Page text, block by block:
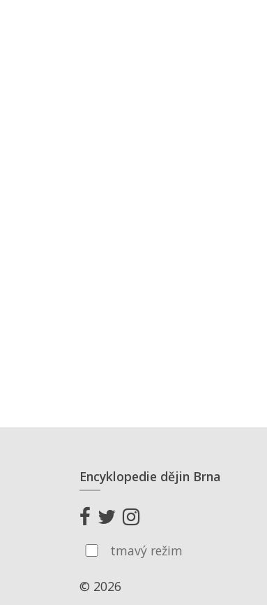
Encyklopedie dějin Brna
tmavý režim
© 2026